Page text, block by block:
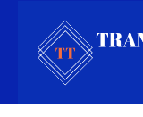
content